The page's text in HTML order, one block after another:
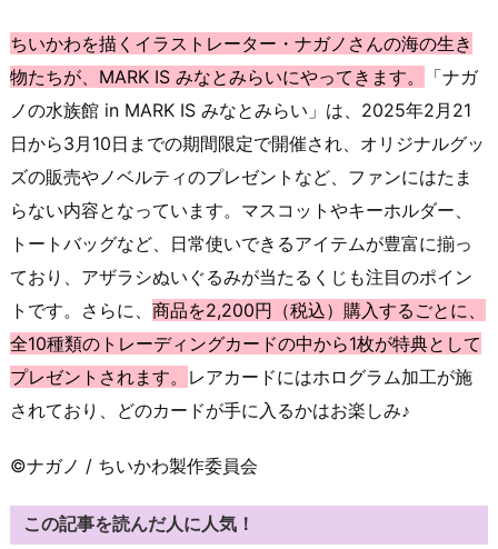
ちいかわを描くイラストレーター・ナガノさんの海の生き
物たちが、MARK IS みなとみらいにやってきます。
「ナガ
ノの水族館 in MARK IS みなとみらい」は、2025年2月21
日から3月10日までの期間限定で開催され、オリジナルグッ
ズの販売やノベルティのプレゼントなど、ファンにはたま
らない内容となっています。マスコットやキーホルダー、
トートバッグなど、日常使いできるアイテムが豊富に揃っ
ており、アザラシぬいぐるみが当たるくじも注目のポイン
トです。さらに、 商品を2,200円（税込）購入するごとに、
全10種類のトレーディングカードの中から1枚が特典として
プレゼントされます。 レアカードにはホログラム加工が施
されており、どのカードが手に入るかはお楽しみ♪
©ナガノ / ちいかわ製作委員会
この記事を読んだ人に人気！